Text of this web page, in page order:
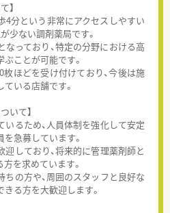
】
分という非常にアクセスしやすい
少ない調剤薬局です。
っており、特定の分野における高
ことが可能です。
ほどを受け付けており、今後は施
いる店舗です。
いて】
るため、人員体制を強化して安定
急募しています。
しており、将来的に管理薬剤師と
を求めています。
の方や、周囲のスタッフと良好な
る方を大歓迎します。